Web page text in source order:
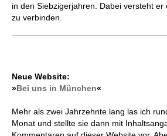
in den Siebzigerjahren. Dabei versteht er
zu verbinden.
Neue Website:
»Bei uns in München«
Mehr als zwei Jahrzehnte lang las ich
Monat und stellte sie dann mit